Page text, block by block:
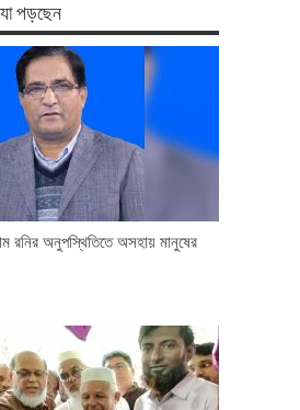
পড়ছেন
রনির অনুপস্থিতিতে অসহায় মানুষের